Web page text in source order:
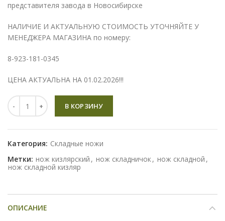
представителя завода в Новосибирске
НАЛИЧИЕ И АКТУАЛЬНУЮ СТОИМОСТЬ УТОЧНЯЙТЕ У
МЕНЕДЖЕРА МАГАЗИНА по номеру:
8-923-181-0345
ЦЕНА АКТУАЛЬНА НА 01.02.2026!!!
Количество
В КОРЗИНУ
Категория: Складные ножи
Метки: нож кизлярский , нож складничок, нож складной ,
нож складной кизляр
ОПИСАНИЕ